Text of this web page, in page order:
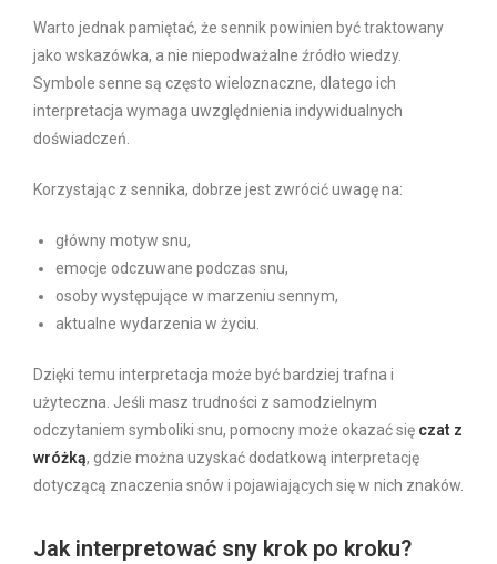
Warto jednak pamiętać, że sennik powinien być traktowany
jako wskazówka, a nie niepodważalne źródło wiedzy.
Symbole senne są często wieloznaczne, dlatego ich
interpretacja wymaga uwzględnienia indywidualnych
doświadczeń.
Korzystając z sennika, dobrze jest zwrócić uwagę na:
główny motyw snu,
emocje odczuwane podczas snu,
osoby występujące w marzeniu sennym,
aktualne wydarzenia w życiu.
Dzięki temu interpretacja może być bardziej trafna i
użyteczna. Jeśli masz trudności z samodzielnym
odczytaniem symboliki snu, pomocny może okazać się czat z
wróżką, gdzie można uzyskać dodatkową interpretację
dotyczącą znaczenia snów i pojawiających się w nich znaków.
Jak interpretować sny krok po kroku?